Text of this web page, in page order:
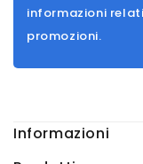
informazioni
promozioni.
Informazioni